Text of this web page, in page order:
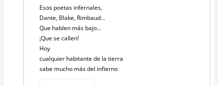
Esos poetas infernales,
Dante, Blake, Rimbaud...
Que hablen más bajo...
¡Que se callen!
Hoy
cualquier habitante de la tierra
sabe mucho más del infierno